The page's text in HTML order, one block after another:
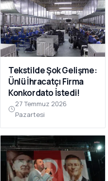
Tekstilde Şok Gelişme:
Ünlü İhracatçı Firma
Konkordato İstedi!
27 Temmuz 2026
Pazartesi